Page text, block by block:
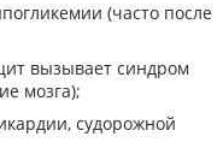
(часто после
вызывает синдром
мозга);
судорожной